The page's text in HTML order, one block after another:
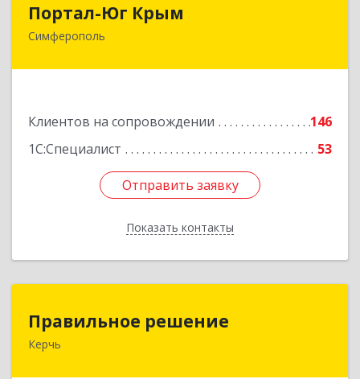
Портал-Юг Крым
Симферополь
Клиентов на сопровождении
146
1С:Специалист
53
Отправить заявку
Показать контакты
295015, Крым Респ, Симферополь г, Козлова ул,
Отправить заявку
Назад
Правильное решение
Керчь298330, Крым Респ, Керчь г, Адмиралтейский